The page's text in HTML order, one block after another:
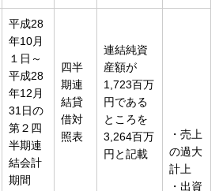
平成28
年10月
１日～
平成28
年12月
31日の
第２四
半期連
結会計
期間
四半
期連
結貸
借対
照表
連結純資
産額が
1,723百万
円である
ところを
3,264百万
円と記載
・売上
の過大
計上
・出資